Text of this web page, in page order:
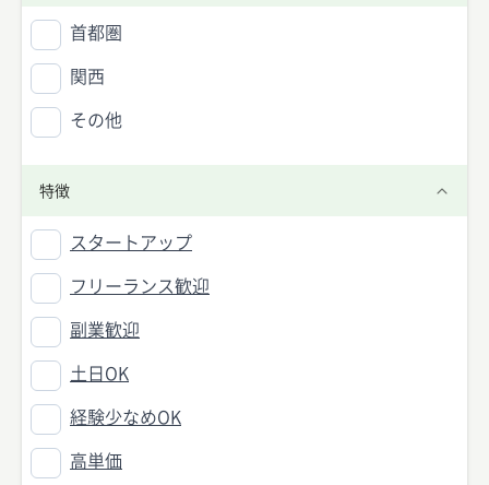
首都圏
関西
その他
特徴
スタートアップ
フリーランス歓迎
副業歓迎
土日OK
経験少なめOK
高単価